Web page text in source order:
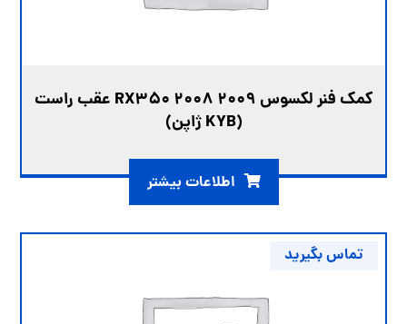
کمک فنر لکسوس RX350 2008 2009 عقب راست
(KYB ژاپن)
اطلاعات بیشتر
تماس بگیرید